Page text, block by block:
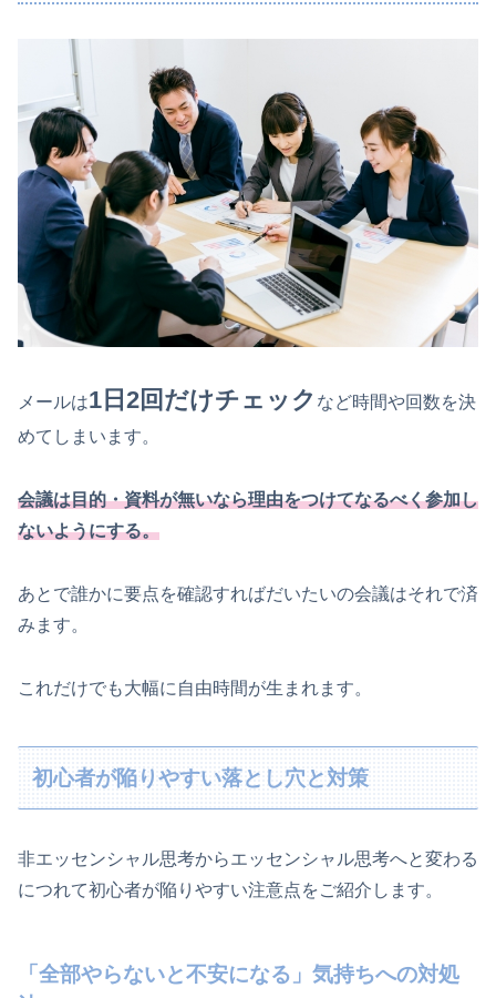
メールは1日2回だけチェック など時間や回数を決
めてしまいます。
会議は目的・資料が無いなら理由をつけてなるべく参加し
ないようにする。
あとで誰かに要点を確認すればだいたいの会議はそれで済
みます。
これだけでも大幅に自由時間が生まれます。
初心者が陥りやすい落とし穴と対策
非エッセンシャル思考からエッセンシャル思考へと変わる
につれて初心者が陥りやすい注意点をご紹介します。
「全部やらないと不安になる」気持ちへの対処